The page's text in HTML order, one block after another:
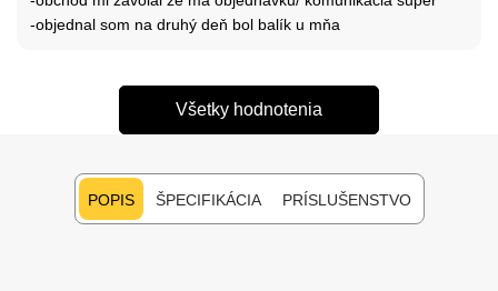
-objednal som na druhý deň bol balík u mňa
Všetky hodnotenia
POPIS ŠPECIFIKÁCIA PRÍSLUŠENSTVO